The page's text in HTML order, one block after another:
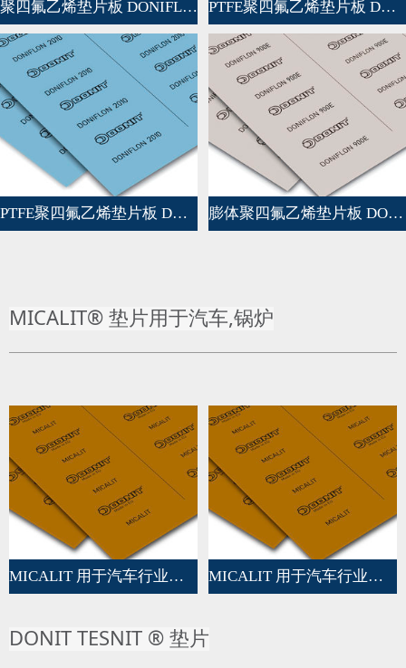
MICALIT® 垫片用于汽车,锅炉
DONIT TESNIT ® 垫片
MICALIT 用于汽车行业的垫片 MICALIT 用于汽车行业的垫片
聚四氟乙烯垫片板 DONIFLON©2030 PTFE聚四氟乙烯垫片板 DONIFLON©2020
PTFE聚四氟乙烯垫片板 DONIFLON©2010 膨体聚四氟乙烯垫片板 DONIFLON©900E